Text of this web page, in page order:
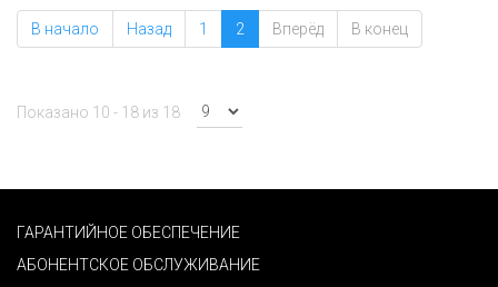
В начало Назад 1 2 Вперёд В конец
Показано 10 - 18 из 18
ГАРАНТИЙНОЕ ОБЕСПЕЧЕНИЕ
АБОНЕНТСКОЕ ОБСЛУЖИВАНИЕ